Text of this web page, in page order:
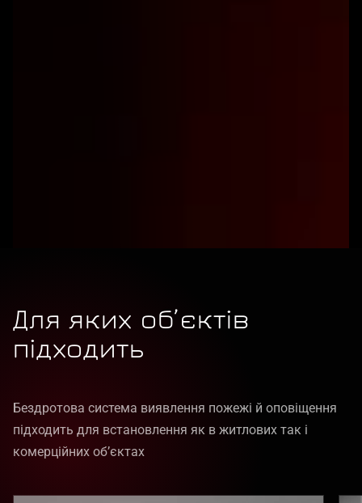
Для яких об’єктів
підходить
Бездротова система виявлення пожежі й оповіщення
підходить для встановлення як в житлових так і
комерційних обʼєктах